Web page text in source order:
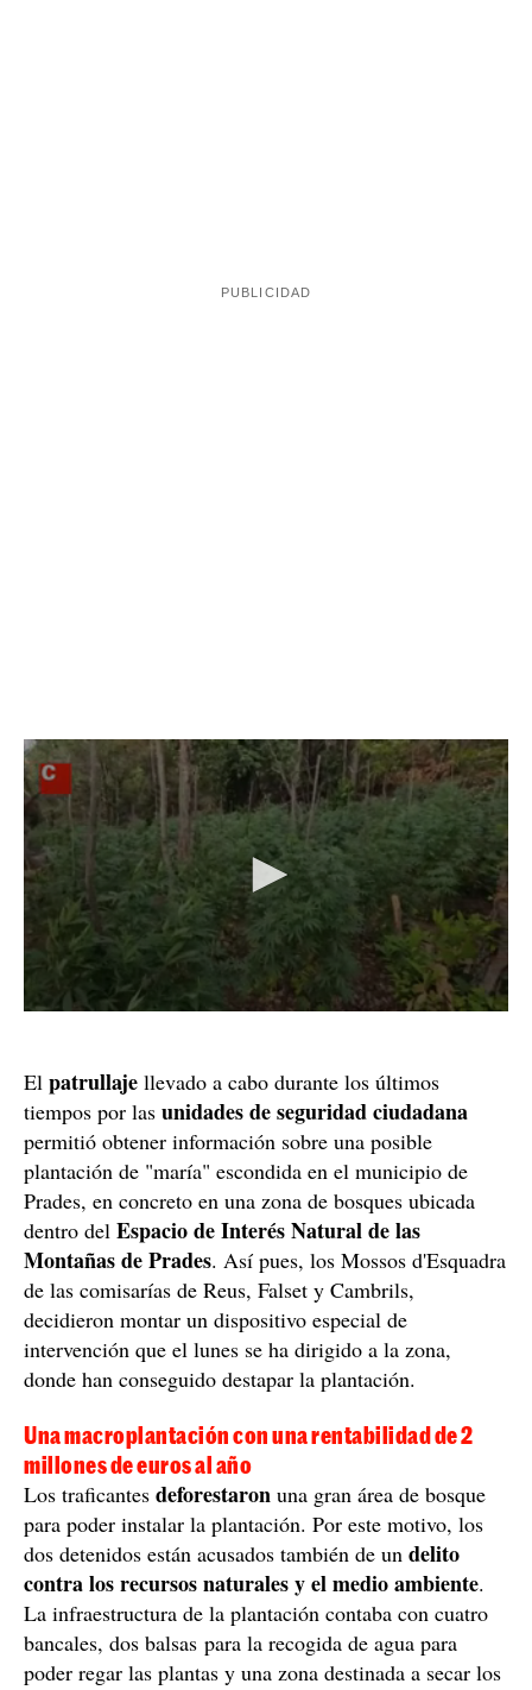
El patrullaje llevado a cabo durante los últimos
tiempos por las unidades de seguridad ciudadana
permitió obtener información sobre una posible
plantación de "maría" escondida en el municipio de
Prades, en concreto en una zona de bosques ubicada
dentro del Espacio de Interés Natural de las
Montañas de Prades. Así pues, los Mossos d'Esquadra
de las comisarías de Reus, Falset y Cambrils,
decidieron montar un dispositivo especial de
intervención que el lunes se ha dirigido a la zona,
donde han conseguido destapar la plantación.